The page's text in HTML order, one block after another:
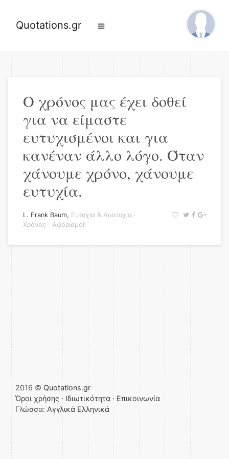
Quotations.gr
Ο χρόνος μας έχει δοθεί
για να είμαστε
ευτυχισμένοι και για
κανέναν άλλο λόγο. Όταν
χάνουμε χρόνο, χάνουμε
ευτυχία.
L. Frank Baum, Ευτυχία & Δυστυχία ·
Χρόνος · Αφορισμοί
2016 © Quotations.gr
Όροι χρήσης · Ιδιωτικότητα · Επικοινωνία
Γλώσσα: Αγγλικά Ελληνικά